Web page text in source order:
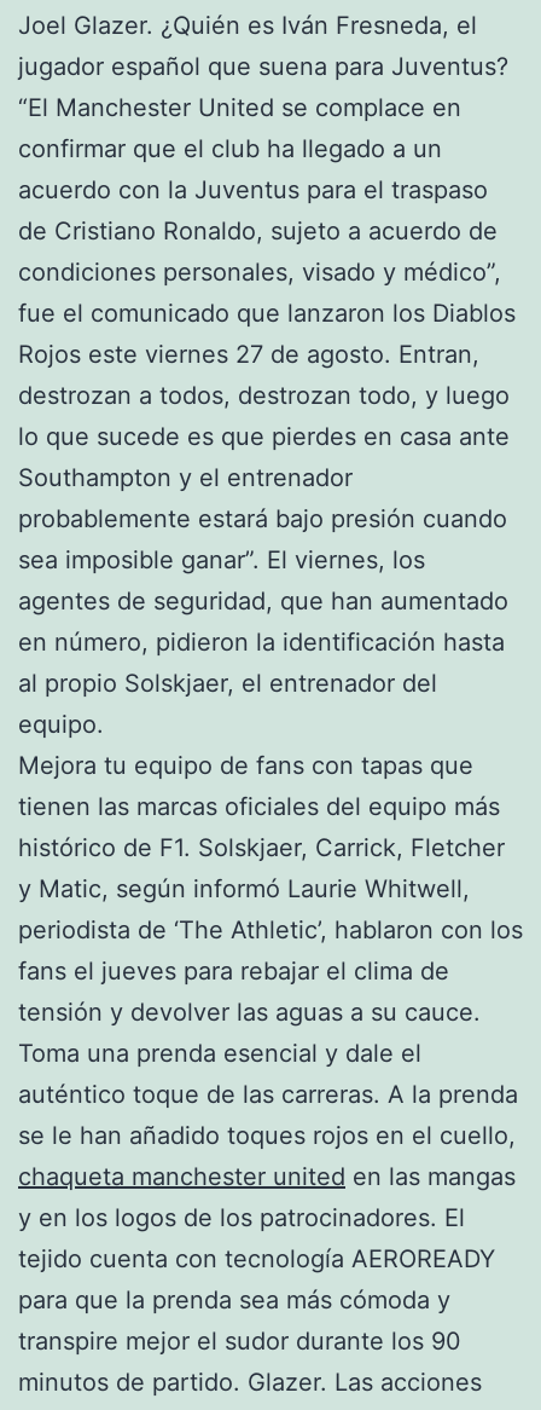
Joel Glazer. ¿Quién es Iván Fresneda, el
jugador español que suena para Juventus?
“El Manchester United se complace en
confirmar que el club ha llegado a un
acuerdo con la Juventus para el traspaso
de Cristiano Ronaldo, sujeto a acuerdo de
condiciones personales, visado y médico”,
fue el comunicado que lanzaron los Diablos
Rojos este viernes 27 de agosto. Entran,
destrozan a todos, destrozan todo, y luego
lo que sucede es que pierdes en casa ante
Southampton y el entrenador
probablemente estará bajo presión cuando
sea imposible ganar”. El viernes, los
agentes de seguridad, que han aumentado
en número, pidieron la identificación hasta
al propio Solskjaer, el entrenador del
equipo.
Mejora tu equipo de fans con tapas que
tienen las marcas oficiales del equipo más
histórico de F1. Solskjaer, Carrick, Fletcher
y Matic, según informó Laurie Whitwell,
periodista de ‘The Athletic’, hablaron con los
fans el jueves para rebajar el clima de
tensión y devolver las aguas a su cauce.
Toma una prenda esencial y dale el
auténtico toque de las carreras. A la prenda
se le han añadido toques rojos en el cuello,
chaqueta manchester united en las mangas
y en los logos de los patrocinadores. El
tejido cuenta con tecnología AEROREADY
para que la prenda sea más cómoda y
transpire mejor el sudor durante los 90
minutos de partido. Glazer. Las acciones